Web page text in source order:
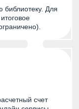
библиотеку. Для
счет